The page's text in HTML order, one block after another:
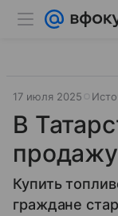
17 июля 2025
В
Купить
граждане